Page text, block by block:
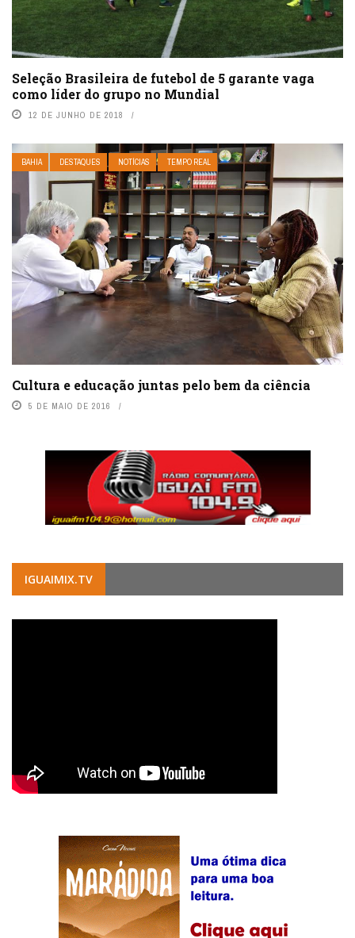
Seleção Brasileira de futebol de 5 garante vaga
como líder do grupo no Mundial
12 DE JUNHO DE 2018
BAHIA DESTAQUES NOTÍCIAS TEMPO REAL
Cultura e educação juntas pelo bem da ciência
5 DE MAIO DE 2016
IGUAIMIX.TV